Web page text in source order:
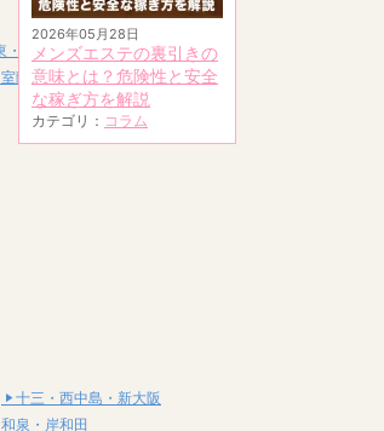
2026年05月28日
メンズエステの裏引きの
意味とは？危険性と安全
な稼ぎ方を解説
カテゴリ： コラム
・新道東
室蘭・登別・伊達
十三・西中島・新大阪
泉・岸和田